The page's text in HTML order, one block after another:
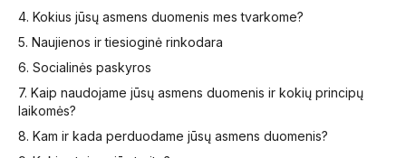
4. Kokius jūsų asmens duomenis mes tvarkome?
5. Naujienos ir tiesioginė rinkodara
6. Socialinės paskyros
7. Kaip naudojame jūsų asmens duomenis ir kokių principų
laikomės?
8. Kam ir kada perduodame jūsų asmens duomenis?